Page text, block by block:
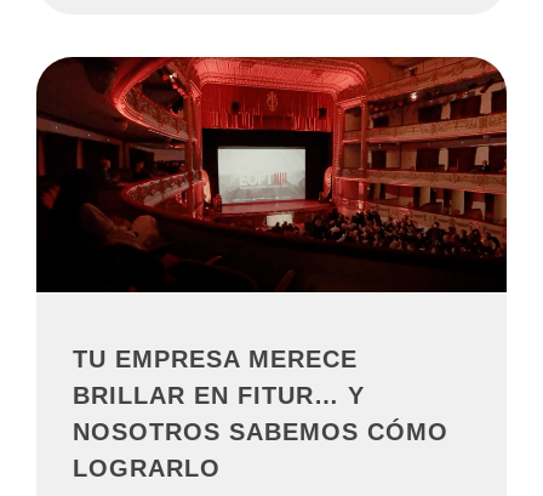
TU EMPRESA MERECE
BRILLAR EN FITUR… Y
NOSOTROS SABEMOS CÓMO
LOGRARLO